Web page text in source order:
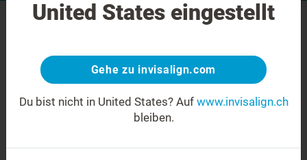
404 Fehler
Seien Sie nicht enttäuscht
Diese Seite ist nicht verfügbar, andere
dagegen schon:
United States eingestellt
Gehe zu invisalign.com
Du bist nicht in United States? Auf www.invisalign.ch
bleiben.